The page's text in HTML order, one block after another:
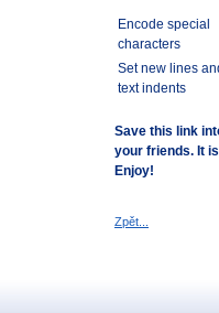
Encode special
characters
Set new lines
text indents
Save this link
your friends. It
Enjoy!
Zpět...